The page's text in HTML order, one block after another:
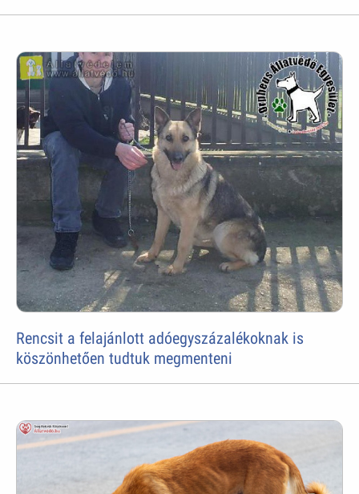
Rencsit a felajánlott adóegyszázalékoknak is
köszönhetően tudtuk megmenteni